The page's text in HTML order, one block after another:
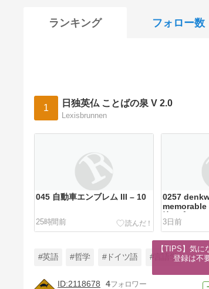
ランキング フォロー数
1 日独英仏 ことばの泉 V 2.0
Lexisbrunnen
045 自動車エンブレム III – 10
25時間前
0257
memorable
憶に残る II
3日前
#英語 #哲学 #ドイツ語 #言語学
2118678
4
【TIPS】気に
登録は不